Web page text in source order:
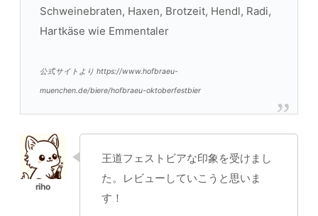
Schweinebraten, Haxen, Brotzeit, Hendl, Radi,
Hartkäse wie Emmentaler
公式サイトより https://www.hofbraeu-
muenchen.de/biere/hofbraeu-oktoberfestbier
王道フェストビアな印象を受けまし
た。レビューしていこうと思いま
す！